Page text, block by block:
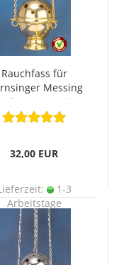
Rauchfass für
Messing
poliert 12 cm Ø
32,00 EUR
1-3
Arbeitstage